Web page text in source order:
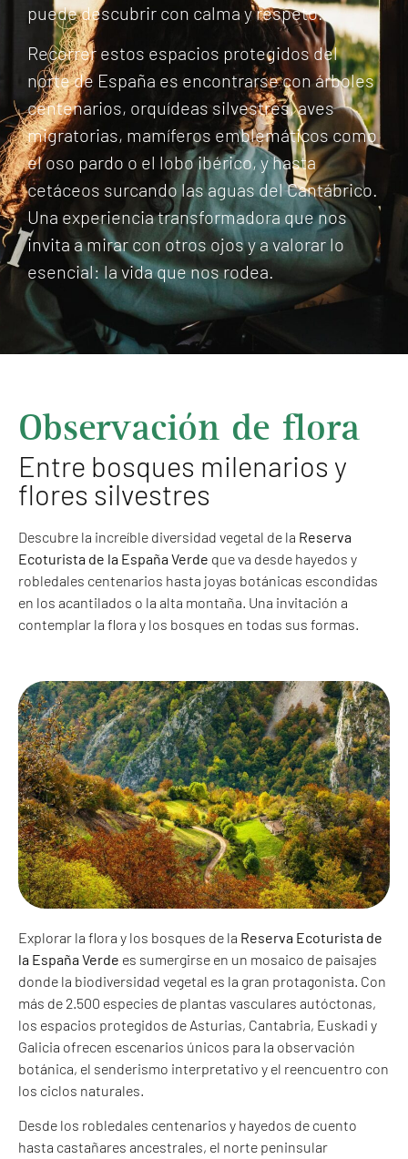
puede descubrir con calma y respeto.
Recorrer estos espacios protegidos del
norte de España es encontrarse con árboles
centenarios, orquídeas silvestres, aves
migratorias, mamíferos emblemáticos como
el oso pardo o el lobo ibérico, y hasta
cetáceos surcando las aguas del Cantábrico.
Una experiencia transformadora que nos
invita a mirar con otros ojos y a valorar lo
esencial: la vida que nos rodea.
Observación de flora
Entre bosques milenarios y
flores silvestres
Descubre la increíble diversidad vegetal de la Reserva
Ecoturista de la España Verde que va desde hayedos y
robledales centenarios hasta joyas botánicas escondidas
en los acantilados o la alta montaña. Una invitación a
contemplar la flora y los bosques en todas sus formas.
Explorar la flora y los bosques de la Reserva Ecoturista de
la España Verde es sumergirse en un mosaico de paisajes
donde la biodiversidad vegetal es la gran protagonista. Con
más de 2.500 especies de plantas vasculares autóctonas,
los espacios protegidos de Asturias, Cantabria, Euskadi y
Galicia ofrecen escenarios únicos para la observación
botánica, el senderismo interpretativo y el reencuentro con
los ciclos naturales.
Desde los robledales centenarios y hayedos de cuento
hasta castañares ancestrales, el norte peninsular